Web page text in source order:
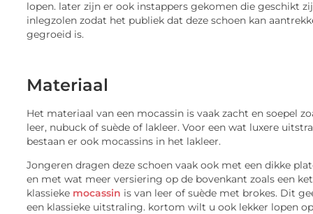
lopen. later zijn er ook instappers gekomen die geschikt
inlegzolen zodat het publiek dat deze schoen kan
gegroeid is.
Materiaal
Het materiaal van een mocassin is vaak zacht en soepel
leer, nubuck of suède of lakleer. Voor een wat luxere
bestaan er ook mocassins in het lakleer.
Jongeren dragen deze schoen vaak ook met een dikke
en met wat meer versiering op de bovenkant zoals een
klassieke mocassin is van leer of suède met brokes. Dit
een klassieke uitstraling. kortom wilt u ook lekker lopen